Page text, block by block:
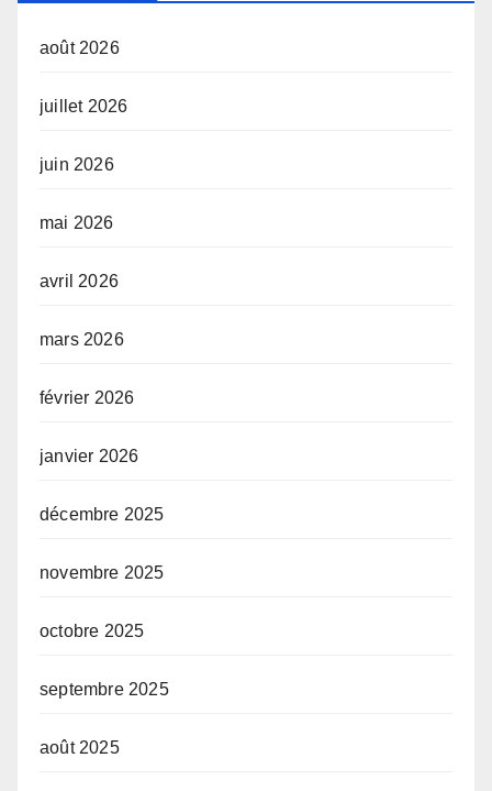
août 2026
juillet 2026
juin 2026
mai 2026
avril 2026
mars 2026
février 2026
janvier 2026
décembre 2025
novembre 2025
octobre 2025
septembre 2025
août 2025